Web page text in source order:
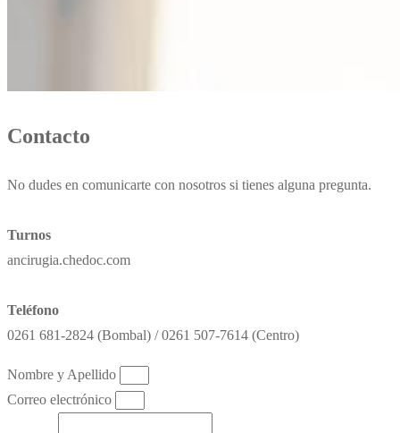
Contacto
No dudes en comunicarte con nosotros si tienes alguna pregunta.
Turnos
ancirugia.chedoc.com
Teléfono
0261 681-2824 (Bombal) / 0261 507-7614 (Centro)
Nombre y Apellido
Correo electrónico